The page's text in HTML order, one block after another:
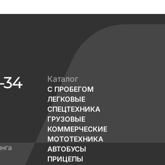
34 Каталог
С ПРОБЕГОМ
ЛЕГКОВЫЕ
СПЕЦТЕХНИКА
ГРУЗОВЫЕ
КОММЕРЧЕСКИЕ
МОТОТЕХНИКА
АВТОБУСЫ
ПРИЦЕПЫ